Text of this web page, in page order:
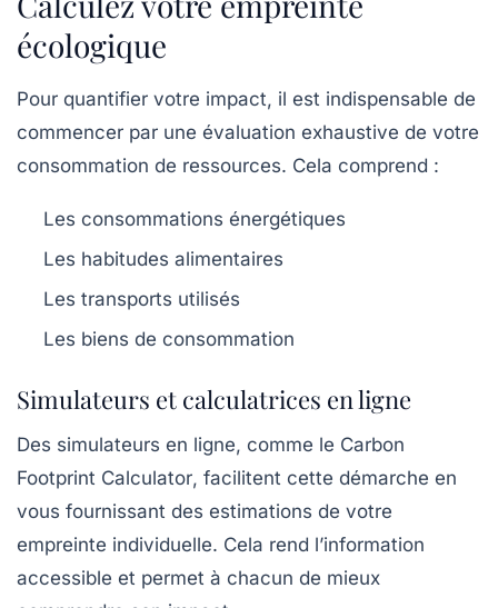
écologique
Pour quantifier votre impact, il est indispensable de
commencer par une évaluation exhaustive de votre
consommation de ressources. Cela comprend :
Les consommations énergétiques
Les habitudes alimentaires
Les transports utilisés
Les biens de consommation
Simulateurs et calculatrices en ligne
Des simulateurs en ligne, comme le Carbon
Footprint Calculator, facilitent cette démarche en
vous fournissant des estimations de votre
empreinte individuelle. Cela rend l’information
accessible et permet à chacun de mieux